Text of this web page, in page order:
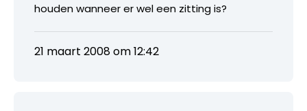
houden wanneer er wel een zitting is?
21 maart 2008 om 12:42